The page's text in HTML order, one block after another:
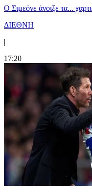
Ο Σιμεόνε άνοιξε τα...
ΔΙΕΘΝΗ
|
17:20